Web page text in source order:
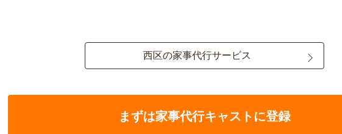
西区の家事代行サービス
まずは家事代行キャストに登録